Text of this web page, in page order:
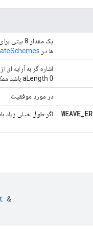
ها در
اشاره گر به آرایه ای
aLength 0 باشد ممکن است NULL باشد.
در مورد موفقیت
WEAVE_ اگر طول خیلی زیاد
&